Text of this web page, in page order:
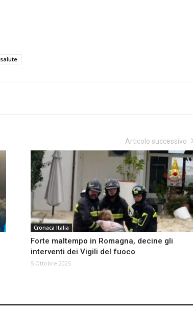
salute
Articolo successivo
Cronaca Italia
Forte maltempo in Romagna, decine gli
interventi dei Vigili del fuoco
5 Ottobre 2025